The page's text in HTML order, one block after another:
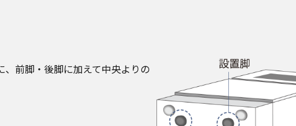
前脚・後脚に加えて中央よりの